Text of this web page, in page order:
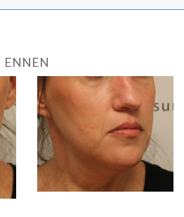
ENNEN